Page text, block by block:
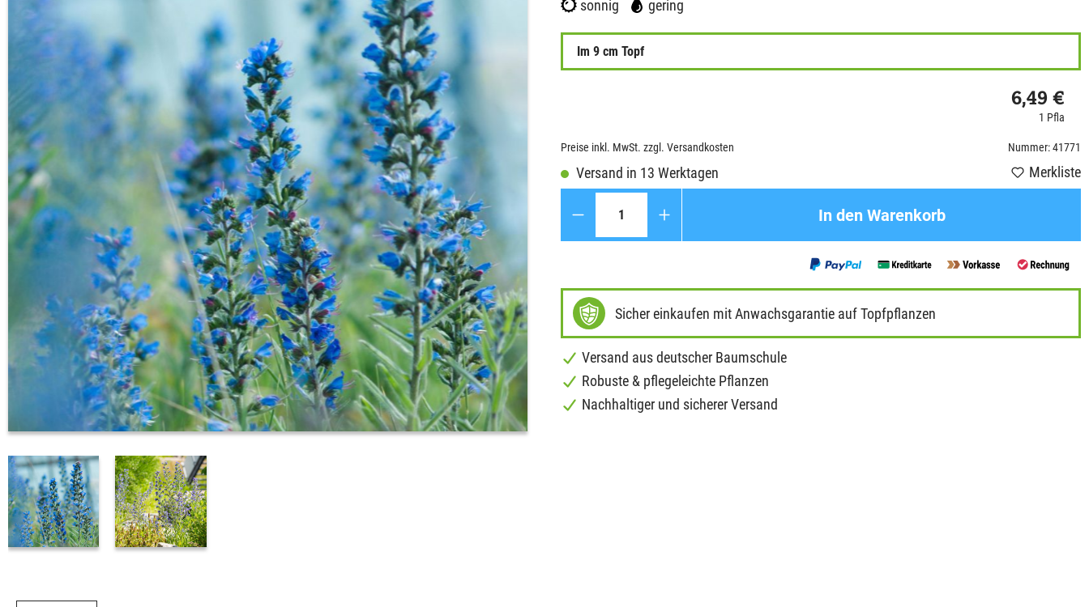
sonnig gering
Im 9 cm Topf
6,49 €
1 Pfla
Preise inkl. MwSt. zzgl. Versandkosten Nummer: 41771
Versand in 13 Werktagen
Merkliste
In den Warenkorb
Sicher einkaufen mit Anwachsgarantie auf Topfpflanzen
Versand aus deutscher Baumschule
Robuste & pflegeleichte Pflanzen
Nachhaltiger und sicherer Versand